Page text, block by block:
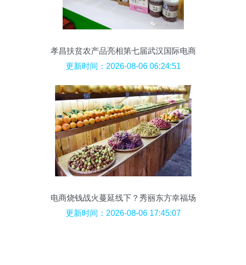
孝昌扶贫农产品亮相第七届武汉国际电商
博览会，食用农产品零售受热捧
更新时间：2026-08-06 06:24:51
电商烧钱战火蔓延线下？秀丽东方幸福场
半价补贴引超市行业震动
更新时间：2026-08-06 17:45:07